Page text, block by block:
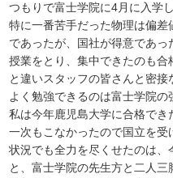
つもりで富士学院に4月に入学
特に一番苦手だった物理は偏
であったが、国社が得意であ
授業をとり、集中できたのも
と違いスタッフの皆さんと密
よく勉強できるのは富士学院の
私は今年鹿児島大学に合格で
一次もこなかったので国立を
状況でも全力を尽くせたのは
と、富士学院の先生方と二人